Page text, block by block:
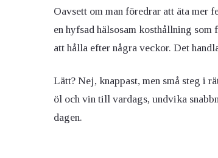
Oavsett om man föredrar att äta
en hyfsad hälsosam kosthållning
att hålla efter några veckor. Det
Lätt? Nej, knappast, men små steg i
öl och vin till vardags, undvika
dagen.